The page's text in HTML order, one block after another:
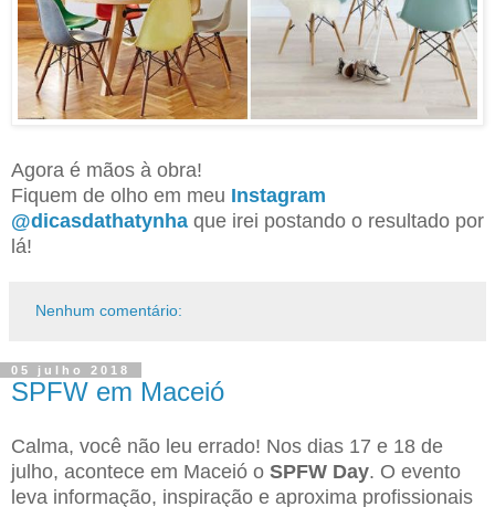
Agora é mãos à obra!
Fiquem de olho em meu Instagram
@dicasdathatynha que irei postando o resultado por
lá!
Nenhum comentário:
05 julho 2018
SPFW em Maceió
Calma, você não leu errado! Nos dias 17 e 18 de
julho, acontece em Maceió o SPFW Day. O evento
leva informação, inspiração e aproxima profissionais